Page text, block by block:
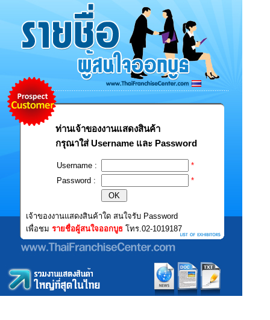
ท่านเจ้าของงานแสดงสินค้า
กรุณาใส่ Username และ Password
Username :
*
Password :
*
เจ้าของงานแสดงสินค้าใด สนใจรับ Password
เพื่อชม รายชื่อผู้สนใจออกบูธ โทร.02-1019187